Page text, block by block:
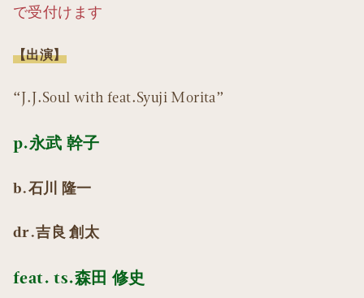
で受付けます
【出演】
“J.J.Soul with feat.Syuji Morita”
p.永武 幹子
b.石川 隆一
dr.吉良 創太
feat. ts.森田 修史